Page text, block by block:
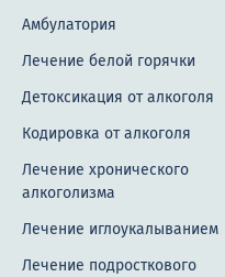
Амбулатория
Лечение белой горячки
Детоксикация от алкоголя
Кодировка от алкоголя
Лечение хронического
алкоголизма
Лечение иглоукалыванием
Лечение подросткового